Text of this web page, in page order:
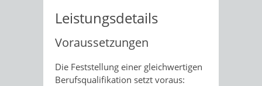
Leistungsdetails
Voraussetzungen
Die Feststellung einer gleichwertigen
Berufsqualifikation setzt voraus: